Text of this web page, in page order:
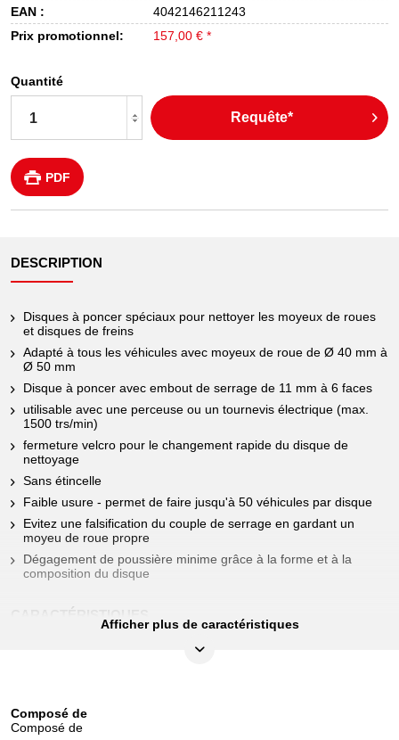
EAN :
4042146211243
Prix promotionnel:
157,00 € *
Quantité
Requête*
PDF
DESCRIPTION
Disques à poncer spéciaux pour nettoyer les moyeux de roues
et disques de freins
Adapté à tous les véhicules avec moyeux de roue de Ø 40 mm à
Ø 50 mm
Disque à poncer avec embout de serrage de 11 mm à 6 faces
utilisable avec une perceuse ou un tournevis électrique (max.
1500 trs/min)
fermeture velcro pour le changement rapide du disque de
nettoyage
Sans étincelle
Faible usure - permet de faire jusqu'à 50 véhicules par disque
Evitez une falsification du couple de serrage en gardant un
moyeu de roue propre
Dégagement de poussière minime grâce à la forme et à la
composition du disque
Capacité:
Contenu (QPKI):
Afficher plus de caractéristiques
Composé de
Composé de